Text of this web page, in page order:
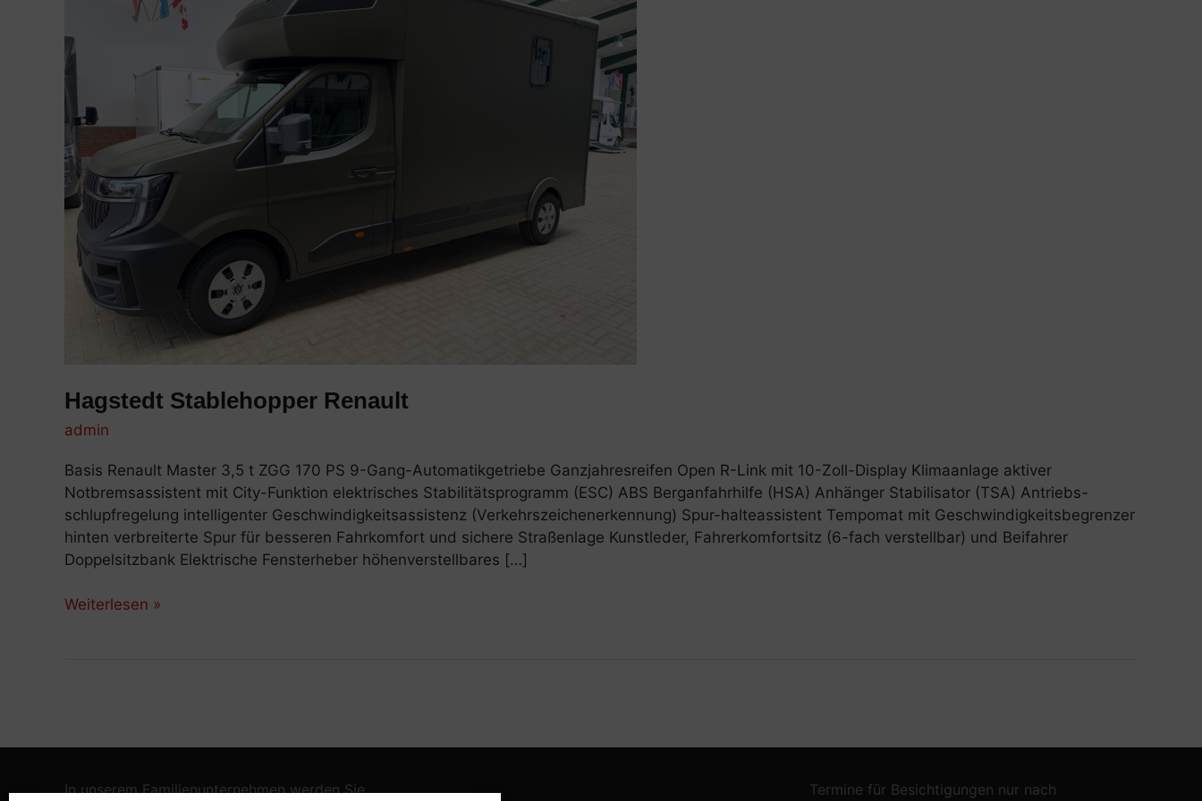
Hagstedt Stablehopper Renault
admin
Basis Renault Master 3,5 t ZGG 170 PS 9-Gang-Automatikgetriebe Ganzjahresreifen Open R-Link mit 10-Zoll-Display Klimaanlage aktiver
Notbremsassistent mit City-Funktion elektrisches Stabilitätsprogramm (ESC) ABS Berganfahrhilfe (HSA) Anhänger Stabilisator (TSA) Antriebs-
schlupfregelung intelligenter Geschwindigkeitsassistenz (Verkehrszeichenerkennung) Spur-halteassistent Tempomat mit Geschwindigkeitsbegrenzer
hinten verbreiterte Spur für besseren Fahrkomfort und sichere Straßenlage Kunstleder, Fahrerkomfortsitz (6-fach verstellbar) und Beifahrer
Doppelsitzbank Elektrische Fensterheber höhenverstellbares […]
Weiterlesen »
In unserem Familienunternehmen werden Sie Termine für Besichtigungen nur nach